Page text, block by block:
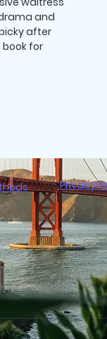
and
after
for
Privacy